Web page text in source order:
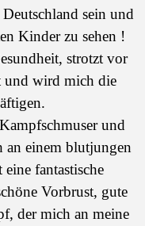
sein und
Kinder zu sehen !
strotzt vor
und wird mich die
und
an einem blutjungen
fantastische
Vorbrust, gute
der mich an meine